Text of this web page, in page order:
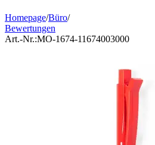
Homepage/Büro/
Bewertungen
Art.-Nr.:MO-1674-11674003000